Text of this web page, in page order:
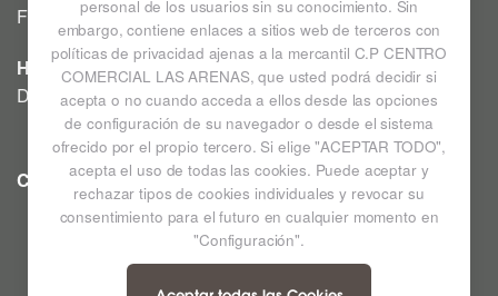
Festivos a consultar *
HIPERMERCADO
De lunes a sábado de 09:00h a 22:00h
CC LAS ARENAS Ampliar mapa
personal de los usuarios sin su conocimiento. Sin
embargo, contiene enlaces a sitios web de terceros con
políticas de privacidad ajenas a la mercantil C.P CENTRO
COMERCIAL LAS ARENAS, que usted podrá decidir si
acepta o no cuando acceda a ellos desde las opciones
de configuración de su navegador o desde el sistema
ofrecido por el propio tercero. Si elige "ACEPTAR TODO",
acepta el uso de todas las cookies. Puede aceptar y
rechazar tipos de cookies individuales y revocar su
consentimiento para el futuro en cualquier momento en
"Configuración".